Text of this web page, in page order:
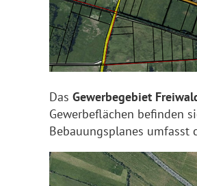
Das Gewerbegebiet
Gewerbeflächen befinden
Bebauungsplanes umfasst